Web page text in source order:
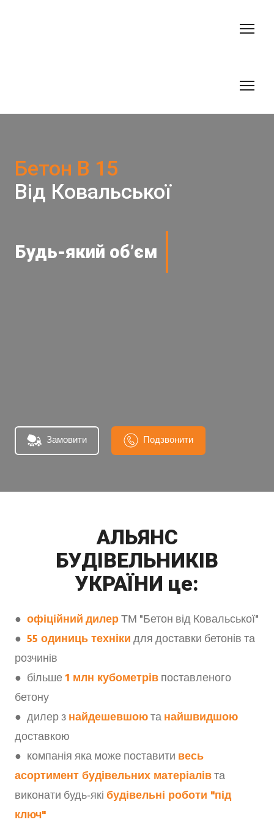
Бетон В 15
Від Ковальської
Будь-який обʼєм
Замовити Подзвонити
АЛЬЯНС
БУДІВЕЛЬНИКІВ
УКРАЇНИ це:
● офіційнийдилерТМ "Бетон від Ковальської"
● 55 одиниць технікидля доставки бетонів та
розчинів
● більше1 млн кубометрівпоставленого
бетону
● дилер знайдешевшоютанайшвидшою
доставкою
● компанія яка може поставити весь
асортимент будівельних матеріалівта
виконати будь-якібудівельні роботи "під
ключ"